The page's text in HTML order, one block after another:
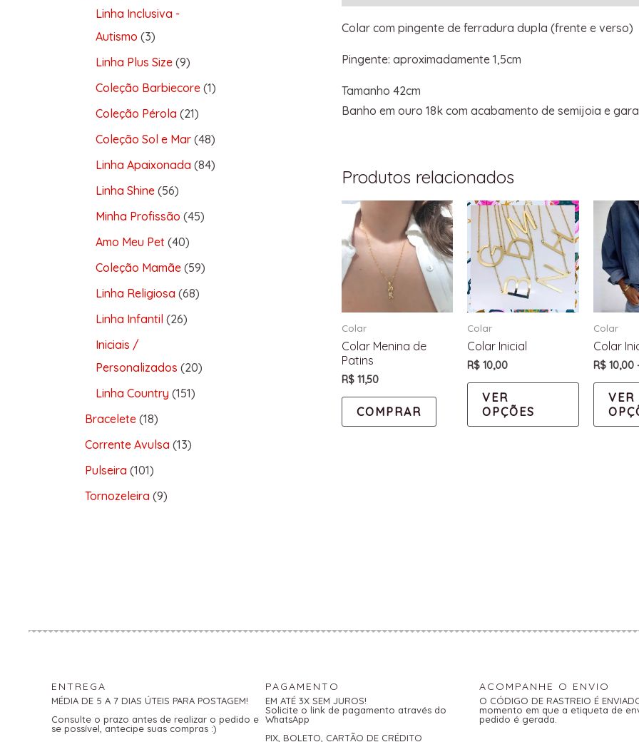
Linha Inclusiva -
Autismo 3
Linha Plus Size 9
Coleção Barbiecore 1
Coleção Pérola 21
Coleção Sol e Mar 48
Linha Apaixonada 84
Linha Shine 56
Minha Profissão 45
Amo Meu Pet 40
Coleção Mamãe 59
Linha Religiosa 68
Linha Infantil 26
Iniciais /
Personalizados 20
Linha Country 151
Bracelete 18
Corrente Avulsa 13
Pulseira 101
Tornozeleira 9
Colar com pingente de ferradura dupla (frente e verso)
Pingente: aproximadamente 1,5cm
Tamanho 42cm
Banho em ouro 18k com acabamento de semijoia e
Produtos relacionados
Colar
Colar Menina de
Patins
R$11,50
COMPRAR
Colar
Colar Inicial
R$ 10,00
VER
OPÇÕES
Colar
Colar
R$ 10,00
VER
ENTREGA
MÉDIA DE 5 A 7 DIAS ÚTEIS PARA POSTAGEM!
Consulte o prazo antes de realizar o pedido e
se possível, antecipe suas compras :)
PAGAMENTO
EM ATÉ 3X SEM JUROS!
Solicite o link de pagamento através do
WhatsApp
PIX, BOLETO, CARTÃO DE CRÉDITO
ACOMPANHE O ENVIO
O CÓDIGO DE RASTREIO É
momento em que a etiqueta de
pedido é gerada.